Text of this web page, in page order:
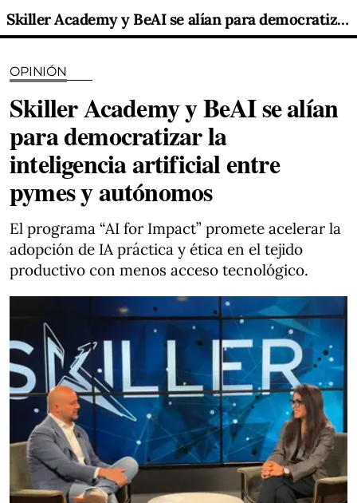
Skiller Academy y BeAI se alían para democratizar la inteligencia artificial entre pymes y autónomos
OPINIÓN
Skiller Academy y BeAI se alían
para democratizar la
inteligencia artificial entre
pymes y autónomos
El programa “AI for Impact” promete acelerar la
adopción de IA práctica y ética en el tejido
productivo con menos acceso tecnológico.